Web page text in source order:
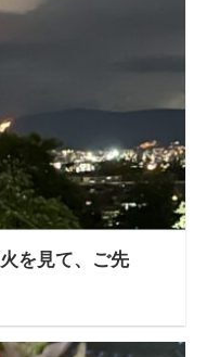
を見て、ご先